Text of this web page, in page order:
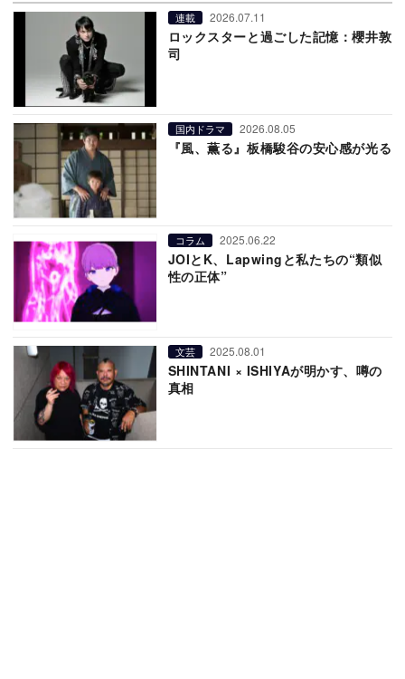
連載 2026.07.11
ロックスターと過ごした記憶：櫻井敦
司
国内ドラマ 2026.08.05
『風、薫る』板橋駿谷の安心感が光る
コラム 2025.06.22
JOIとK、Lapwingと私たちの“類似
性の正体”
文芸 2025.08.01
SHINTANI × ISHIYAが明かす、噂の
真相